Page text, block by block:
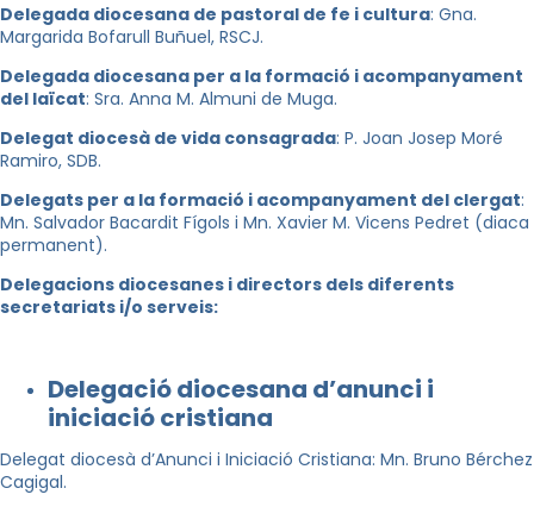
Delegada diocesana de pastoral de fe i cultura: Gna.
Margarida Bofarull Buñuel, RSCJ.
Delegada diocesana per a la formació i acompanyament
del laïcat: Sra. Anna M. Almuni de Muga.
Delegat diocesà de vida consagrada: P. Joan Josep Moré
Ramiro, SDB.
Delegats per a la formació i acompanyament del clergat:
Mn. Salvador Bacardit Fígols i Mn. Xavier M. Vicens Pedret (diaca
permanent).
Delegacions diocesanes i directors dels diferents
secretariats i/o serveis:
Delegació diocesana d’anunci i
iniciació cristiana
Delegat diocesà d’Anunci i Iniciació Cristiana: Mn. Bruno Bérchez
Cagigal.